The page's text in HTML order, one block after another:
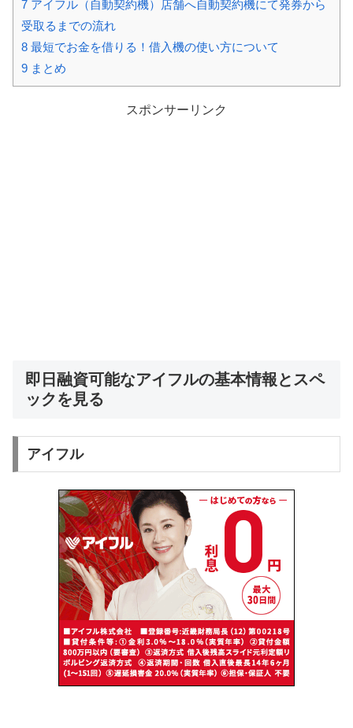
7 アイフル（自動契約機）店舗へ自動契約機にて発券から
受取るまでの流れ
8 最短でお金を借りる！借入機の使い方について
9 まとめ
スポンサーリンク
即日融資可能なアイフルの基本情報とスペ
ックを見る
アイフル